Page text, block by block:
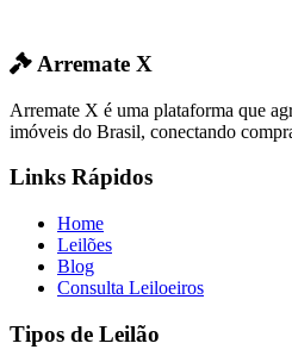
Arremate X
Arremate X é uma plataforma que
imóveis do Brasil, conectando
Links Rápidos
Home
Leilões
Blog
Consulta Leiloeiros
Tipos de Leilão